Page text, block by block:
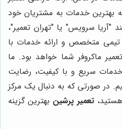
بهترین خدمات به مشتریان خود
"آریا سرویس" یا "تهران تعمیر"،
تیمی متخصص و ارائه خدمات با
ماکروفر شما خواهد بود. ما
خدمات سریع و با کیفیت، رضایت
در صورتی که به دنبال یک مرکز
هستید،تعمیر پرشین بهترین گزینه